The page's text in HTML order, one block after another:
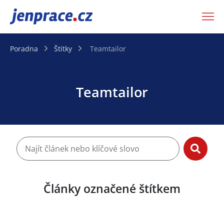
JenPráce.cz
Poradna Štítky Teamtailor
Teamtailor
Články označené štítkem